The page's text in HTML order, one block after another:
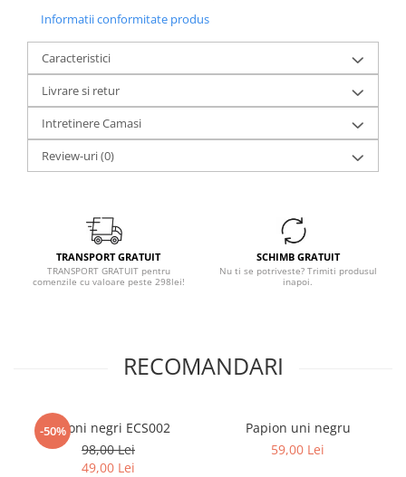
Informatii conformitate produs
Caracteristici
Livrare si retur
Intretinere Camasi
Review-uri(0)
TRANSPORT GRATUIT
TRANSPORT GRATUIT pentru
comenzile cu valoare peste 298lei!
SCHIMB GRATUIT
Nu ti se potriveste? Trimiti produsul
inapoi.
RECOMANDARI
-50%
Butoni negri ECS002
98,00 Lei
49,00 Lei
Papion uni negru
59,00 Lei